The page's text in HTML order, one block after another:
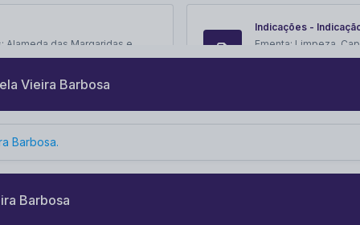
Alameda das Margaridas e
Indicações -
Ementa: Limpeza,
Regina.
16, no bairo Veredas da Serra.
bairro Cidade Nova I.
Publicado em:15/05/
Vieira Barbosa
Barbosa.
Barbosa